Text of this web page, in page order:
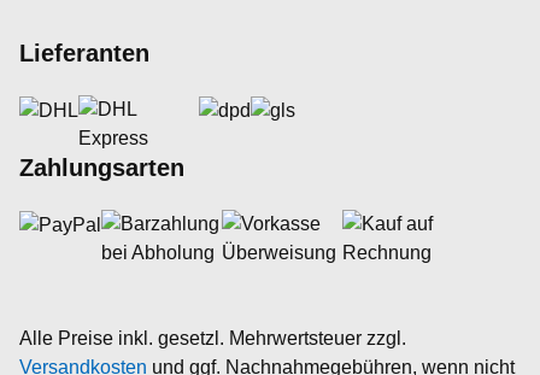
Lieferanten
Zahlungsarten
Alle Preise inkl. gesetzl. Mehrwertsteuer zzgl.
Versandkosten und ggf. Nachnahmegebühren, wenn nicht